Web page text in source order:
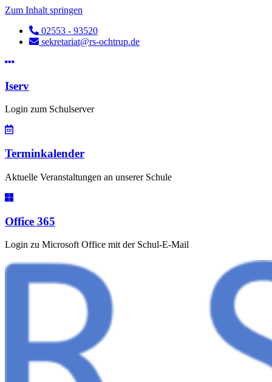
Zum Inhalt springen
02553 - 93520
sekretariat@rs-ochtrup.de
Iserv
Login zum Schulserver
Terminkalender
Aktuelle Veranstaltungen an unserer Schule
Office 365
Login zu Microsoft Office mit der Schul-E-Mail